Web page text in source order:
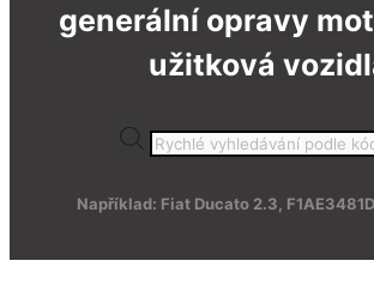
generální opravy
užitková
Products
Například: Fiat Ducato 2.3,